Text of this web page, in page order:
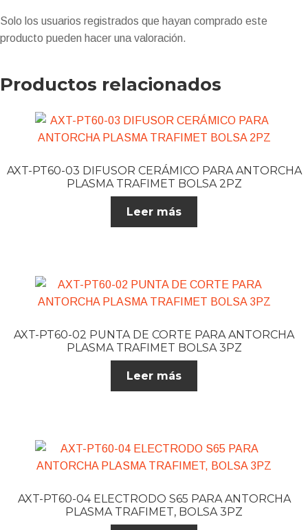
Solo los usuarios registrados que hayan comprado este
producto pueden hacer una valoración.
Productos relacionados
AXT-PT60-03 DIFUSOR CERÁMICO PARA ANTORCHA
PLASMA TRAFIMET BOLSA 2PZ
Leer más
AXT-PT60-02 PUNTA DE CORTE PARA ANTORCHA
PLASMA TRAFIMET BOLSA 3PZ
Leer más
AXT-PT60-04 ELECTRODO S65 PARA ANTORCHA
PLASMA TRAFIMET, BOLSA 3PZ